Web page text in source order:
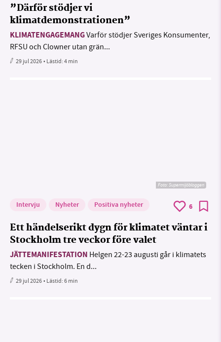
”Därför stödjer vi
klimatdemonstrationen”
KLIMATENGAGEMANGVarför stödjer Sveriges Konsumenter,
RFSU och Clowner utan grän...
29 jul 2026• Lästid:4 min
Foto: Supermijöbloggen
Intervju Nyheter Positiva nyheter 6
Ett händelserikt dygn för klimatet väntar i
Stockholm tre veckor före valet
JÄTTEMANIFESTATION Helgen 22-23 augusti går i klimatets
tecken i Stockholm. En d...
29 jul 2026• Lästid:6 min